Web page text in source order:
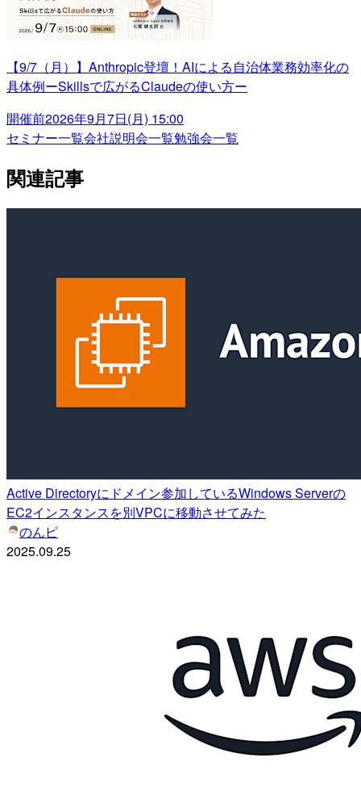
【9/7（月）】Anthropic登壇！AIによる自治体業務効率化の
具体例ーSkillsで広がるClaudeの使い方ー
開催前2026年9月7日(月) 15:00
セミナー一覧会社説明会一覧勉強会一覧
関連記事
Active Directoryにドメイン参加しているWindows Serverの
EC2インスタンスを別VPCに移動させてみた
のんピ
2025.09.25